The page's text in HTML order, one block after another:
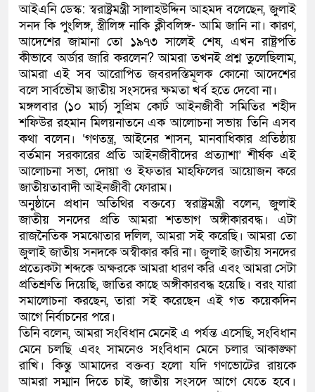
লতিফ সিদ্দিকী
নতুন মামলায় গ্রেফতার দেখানো
কলিমউল্লাহকে (ভিডিও)
আইএনি ডেস্ক: স্বরাষ্ট্রমন্ত্রী সালাহউদ্দিন আহমদ বলেছেন, জুলাই
সনদ কি পুংলিঙ্গ, স্ত্রীলিঙ্গ নাকি ক্লীবলিঙ্গ- আমি জানি না। কারণ,
আদেশের জামানা তো ১৯৭৩ সালেই শেষ, এখন রাষ্ট্রপতি
কীভাবে অর্ডার জারি করলেন? আমরা তখনই প্রশ্ন তুলেছিলাম,
আমরা এই সব আরোপিত জবরদস্তিমূলক কোনো আদেশের
বলে সার্বভৌম জাতীয় সংসদের ক্ষমতা খর্ব হতে দেবো না।
মঙ্গলবার (১০ মার্চ) সুপ্রিম কোর্ট আইনজীবী সমিতির শহীদ
শফিউর রহমান মিলয়নাতনে এক আলোচনা সভায় তিনি এসব
কথা বলেন। ‘গণতন্ত্র, আইনের শাসন, মানবাধিকার প্রতিষ্ঠায়
বর্তমান সরকারের প্রতি আইনজীবীদের প্রত্যাশা’ শীর্ষক এই
আলোচনা সভা, দোয়া ও ইফতার মাহফিলের আয়োজন করে
জাতীয়তাবাদী আইনজীবী ফোরাম।
অনুষ্ঠানে প্রধান অতিথির বক্তব্যে স্বরাষ্ট্রমন্ত্রী বলেন, জুলাই
জাতীয় সনদের প্রতি আমরা শতভাগ অঙ্গীকারবদ্ধ। এটা
রাজনৈতিক সমঝোতার দলিল, আমরা সই করেছি। আমরা তো
জুলাই জাতীয় সনদকে অস্বীকার করি না। জুলাই জাতীয় সনদের
প্রত্যেকটা শব্দকে অক্ষরকে আমরা ধারণ করি এবং আমরা সেটা
প্রতিশ্রুতি দিয়েছি, জাতির কাছে অঙ্গীকারবদ্ধ হয়েছি। বরং যারা
সমালোচনা করছেন, তারা সই করেছেন এই গত কয়েকদিন
আগে নির্বাচনের পরে।
তিনি বলেন, আমরা সংবিধান মেনেই এ পর্যন্ত এসেছি, সংবিধান
মেনে চলছি এবং সামনেও সংবিধান মেনে চলার আকাঙ্ক্ষা
রাখি। কিন্তু আমাদের বক্তব্য হলো যদি গণভোটের রায়কে
আমরা সম্মান দিতে চাই, জাতীয় সংসদে আগে যেতে হবে।